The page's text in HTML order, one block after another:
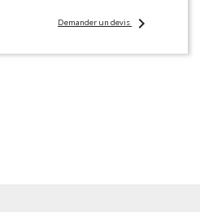
Demander un devischevron_right